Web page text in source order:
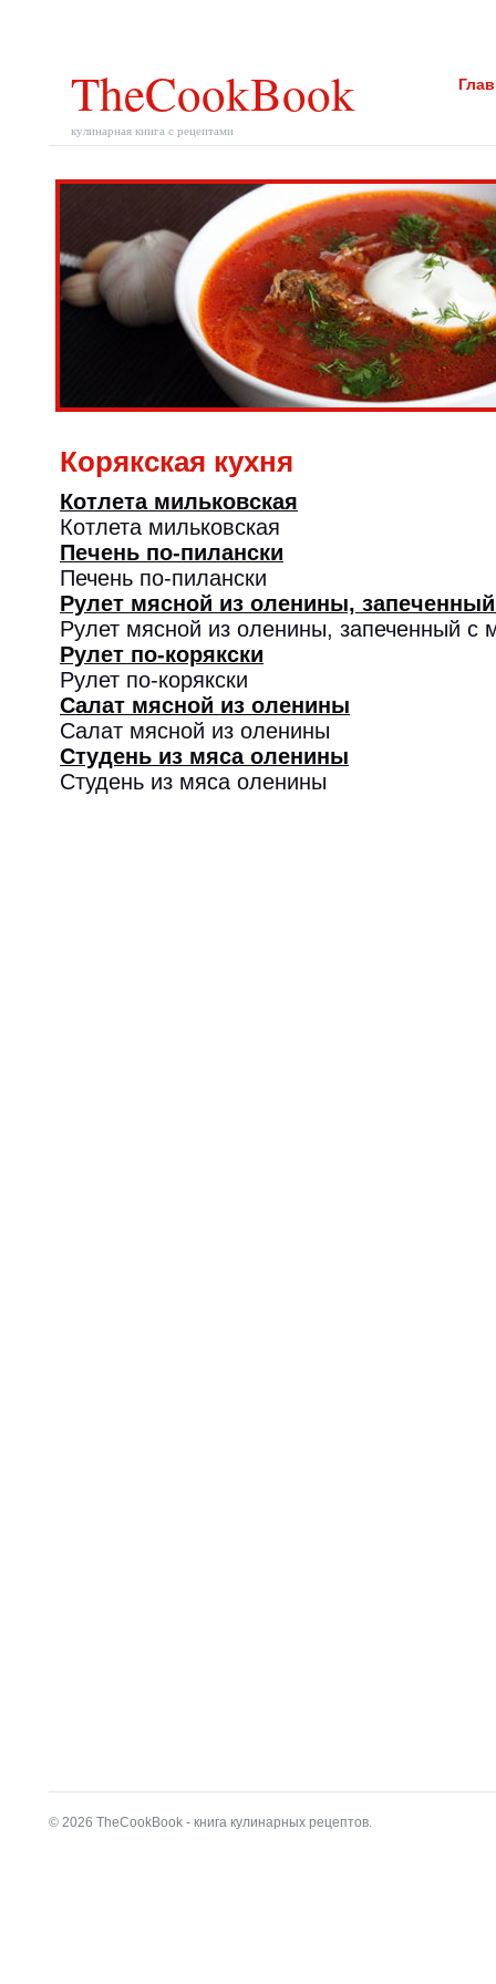
TheCookBook
кулинарная книга с рецептами
Корякская кухня
Котлета мильковская
Котлета мильковская
Печень по-пилански
Печень по-пилански
Рулет мясной из оленины,
Рулет мясной из оленины, запеченный с
Рулет по-корякски
Рулет по-корякски
Салат мясной из оленины
Салат мясной из оленины
Студень из мяса оленины
Студень из мяса оленины
© 2026 TheCookBook - книга кулинарных рецептов.